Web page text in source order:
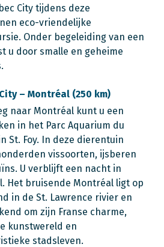
City tijdens deze
eco-vriendelijke
Onder begeleiding van een
u door smalle en geheime
– Montréal (250 km)
naar Montréal kunt u een
in het Parc Aquarium du
St. Foy. In deze dierentuin
vissoorten, ijsberen
U verblijft een nacht in
Het bruisende Montréal ligt op
in de St. Lawrence rivier en
om zijn Franse charme,
kunstwereld en
stadsleven.